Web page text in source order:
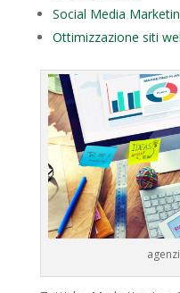
Social Media
Ottimizzazione siti